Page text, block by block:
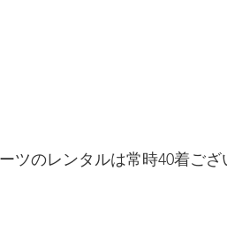
ツのレンタルは常時40着ござ